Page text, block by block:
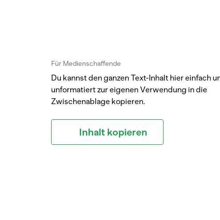
Für Medienschaffende
Du kannst den ganzen Text-Inhalt hier einfach
unformatiert zur eigenen Verwendung in die
Zwischenablage kopieren.
Inhalt kopieren